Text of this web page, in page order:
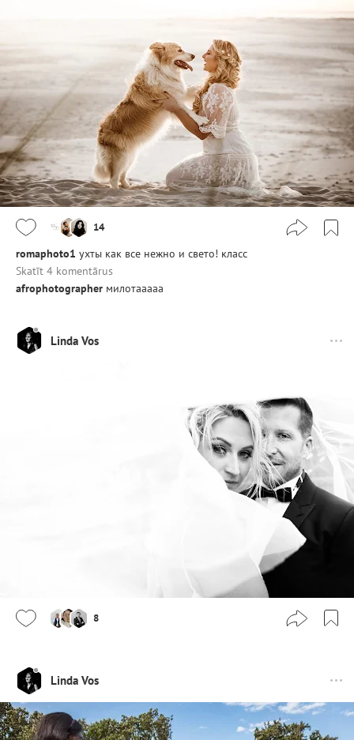
14
romaphoto1 ухты как все нежно и свето! класс
Skatīt 4 komentārus
afrophotographer милотааааа
Linda Vos
8
Linda Vos